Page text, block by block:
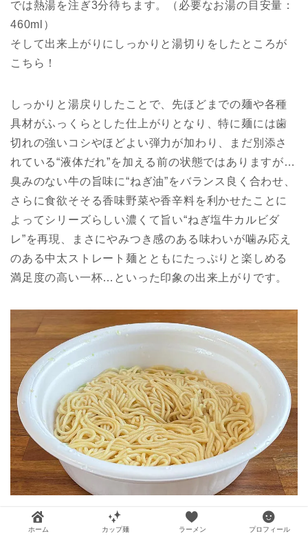
では熱湯を注ぎ3分待ちます。（必要なお湯の目安量：
460ml）
そして出来上がりにしっかりと湯切りをしたところが
こちら！
しっかりと湯戻りしたことで、先ほどまでの麺や各種
具材がふっくらとした仕上がりとなり、特に麺には歯
切れの強いコシやほどよい弾力が加わり、まだ別添さ
れている“液体だれ”を加える前の状態ではありますが…
臭みのない牛の旨味に“ねぎ油”をバランス良く合わせ、
さらに食欲そそる香味野菜や香辛料を利かせたことに
よってシリーズらしい濃くて旨い“ねぎ塩牛カルビダ
レ”を再現、まさにやみつき感のある味わいが噛み応え
のある中太ストレート麺とともにたっぷりと楽しめる
満足度の高い一杯…といった印象の出来上がりです。
ではここに先ほどの“液体だれ”を加えていきます！
ホーム カップ麺 ラーメン プロフィール